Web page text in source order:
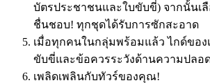
บัตรประชาชนและใบขับขี่) จากนั้น
ชื่นชอบ! ทุกชุดได้รับการซักสะอาด
เมื่อทุกคนในกลุ่มพร้อมแล้ว ไกด์ของ
ขับขี่และข้อควรระวังด้านความปลอ
เพลิดเพลินกับทัวร์ของคุณ!